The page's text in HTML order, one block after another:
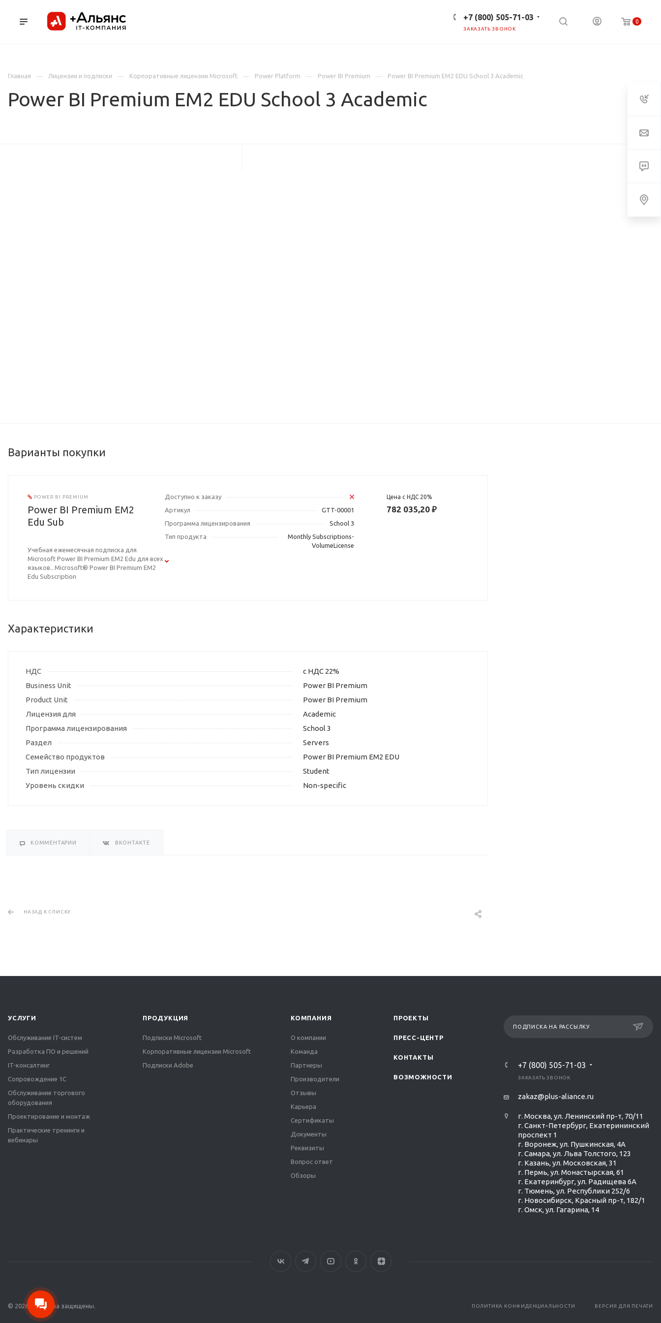
0
+7 (800) 505-71-03
ЗАКАЗАТЬ ЗВОНОК
Главная
Лицензии и подписки Корпоративные лицензии Microsoft Power Platform Power BI Premium Power BI Premium EM2 EDU School 3 Academic
Power BI Premium EM2 EDU School 3 Academic
Варианты покупки
POWER BI PREMIUM
Power BI Premium EM2
Edu Sub
Учебная ежемесячная подписка для
Microsoft Power BI Premium EM2 Edu для всех
языков.. Microsoft® Power BI Premium EM2
Edu Subscription
Доступно к заказу
Артикул
GTT-00001
Программа лицензирования
School 3
Тип продукта
Monthly Subscriptions-
VolumeLicense
Цена с НДС 20%
782 035,20 ₽
Характеристики
НДС
с НДС 22%
Business Unit
Power BI Premium
Product Unit
Power BI Premium
Лицензия для
Academic
Программа лицензирования
School 3
Раздел
Servers
Семейство продуктов
Power BI Premium EM2 EDU
Тип лицензии
Student
Уровень скидки
Non-specific
КОММЕНТАРИИ ВКОНТАКТЕ
НАЗАД К СПИСКУ
УСЛУГИ
Обслуживание IT-систем
Разработка ПО и решений
IT-консалтинг
Сопровождение 1С
Обслуживание торгового
оборудования
Проектирование и монтаж
Практические тренинги и
вебинары
ПРОДУКЦИЯ
Подписки Microsoft
Корпоративные лицензии Microsoft
Подписки Adobe
КОМПАНИЯ
О компании
Команда
Партнеры
Производители
Отзывы
Карьера
Сертификаты
Документы
Реквизиты
Вопрос ответ
Обзоры
ПРОЕКТЫ
ПРЕСС-ЦЕНТР
КОНТАКТЫ
ВОЗМОЖНОСТИ
ПОДПИСКА НА РАССЫЛКУ
+7 (800) 505-71-03
ЗАКАЗАТЬ ЗВОНОК
zakaz@plus-aliance.ru
г. Москва, ул. Ленинский пр-т, 70/11
г. Санкт-Петербург, Екатерининский
проспект 1
г. Воронеж, ул. Пушкинская, 4А
г. Самара, ул. Льва Толстого, 123
г. Казань, ул. Московская, 31
г. Пермь, ул. Монастырская, 61
г. Екатеринбург, ул. Радищева 6А
г. Тюмень, ул. Республики 252/6
г. Новосибирск, Красный пр-т, 182/1
г. Омск, ул. ​Гагарина, 14
ВЕРСИЯ ДЛЯ ПЕЧАТИ
ПОЛИТИКА КОНФИДЕНЦИАЛЬНОСТИ
© 2026 Все права защищены.